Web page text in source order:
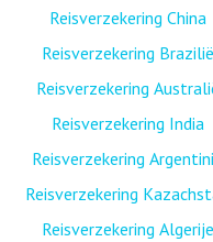
Reisverzekering China
Reisverzekering Brazilië
Reisverzekering
Reisverzekering India
Reisverzekering
Reisverzekering
Reisverzekering Algerije